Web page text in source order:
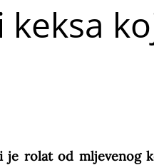
je rolat od mljevenog